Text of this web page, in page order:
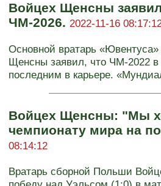
Войцех Щенсны
ЧМ-2026. 2022-11-16
Основной вратарь
Щенсны заявил, что ЧМ-2022 в
последним в карьере.
Войцех Щенсны: "Мы
чемпионату мира на
08:14:12
Вратарь сборной Польши